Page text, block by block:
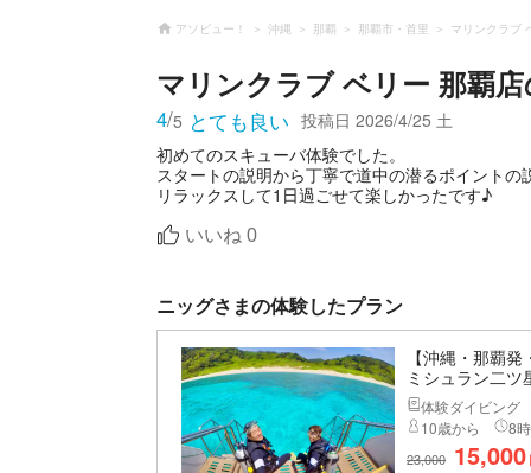
アソビュー！ 沖縄 那覇 那覇市・首里 マリンクラブ
マリンクラブ ベリー 那覇店
4/5 とても良い 投稿日 2026/4/25 土
初めてのスキューバ体験でした。
スタートの説明から丁寧で道中の潜るポイントの
リラックスして1日過ごせて楽しかったです♪
いいね 0
ニッグさまの体験したプラン
【沖縄・那覇
ミシュラン二
体験ダイビング
10歳から
8
23,000 15,000